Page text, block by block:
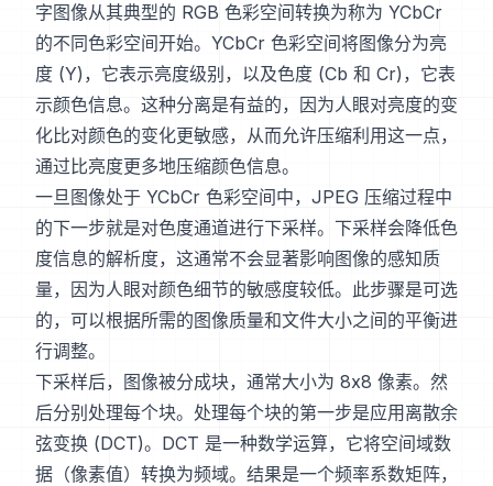
字图像从其典型的 RGB 色彩空间转换为称为 YCbCr
的不同色彩空间开始。YCbCr 色彩空间将图像分为亮
度 (Y)，它表示亮度级别，以及色度 (Cb 和 Cr)，它表
示颜色信息。这种分离是有益的，因为人眼对亮度的变
化比对颜色的变化更敏感，从而允许压缩利用这一点，
通过比亮度更多地压缩颜色信息。
一旦图像处于 YCbCr 色彩空间中，JPEG 压缩过程中
的下一步就是对色度通道进行下采样。下采样会降低色
度信息的解析度，这通常不会显著影响图像的感知质
量，因为人眼对颜色细节的敏感度较低。此步骤是可选
的，可以根据所需的图像质量和文件大小之间的平衡进
行调整。
下采样后，图像被分成块，通常大小为 8x8 像素。然
后分别处理每个块。处理每个块的第一步是应用离散余
弦变换 (DCT)。DCT 是一种数学运算，它将空间域数
据（像素值）转换为频域。结果是一个频率系数矩阵，